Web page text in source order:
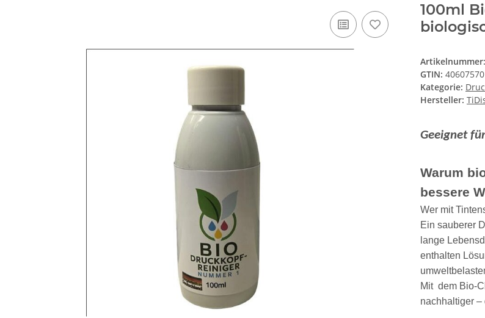
100ml
Artikelnummer:
GTIN:
Kategorie:
Hersteller:
Geeignet
Warum
bessere
Wer mit
Ein sauberer
lange
enthalten
Mit dem Bio-
nachhaltiger –